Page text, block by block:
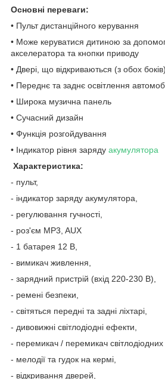
Основні переваги:
• Пульт дистанційного керування
• Може керуватися дитиною за
акселератора та кнопки приводу
• Двері, що відкриваються (з обох боків)
• Переднє та заднє освітлення
• Широка музична панель
• Сучасний дизайн
• Функція розгойдування
• Індикатор рівня заряду акумулятора
Характеристика:
- пульт,
- індикатор заряду акумулятора,
- регулювання гучності,
- роз'єм MP3, AUX
- 1 батарея 12 В,
- вимикач живлення,
- зарядний пристрій (вхід 220-230 В),
- ремені безпеки,
- світяться передні та задні ліхтарі,
- дивовижні світлодіодні ефекти,
- перемикач / перемикач світлодіодних
- мелодії та гудок на кермі,
- відкривання дверей,